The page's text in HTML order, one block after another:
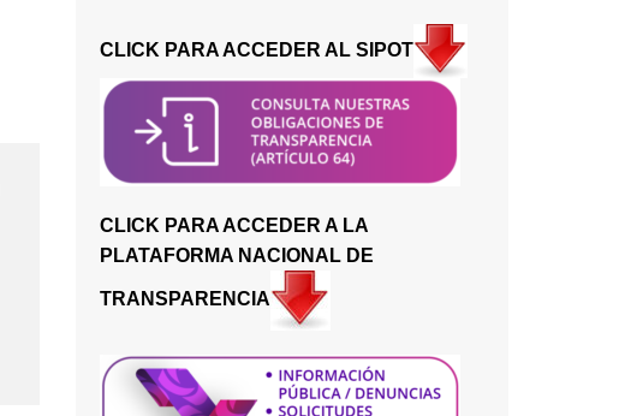
CLICK PARA ACCEDER AL SIPOT
CLICK PARA ACCEDER A LA
PLATAFORMA NACIONAL DE
TRANSPARENCIA